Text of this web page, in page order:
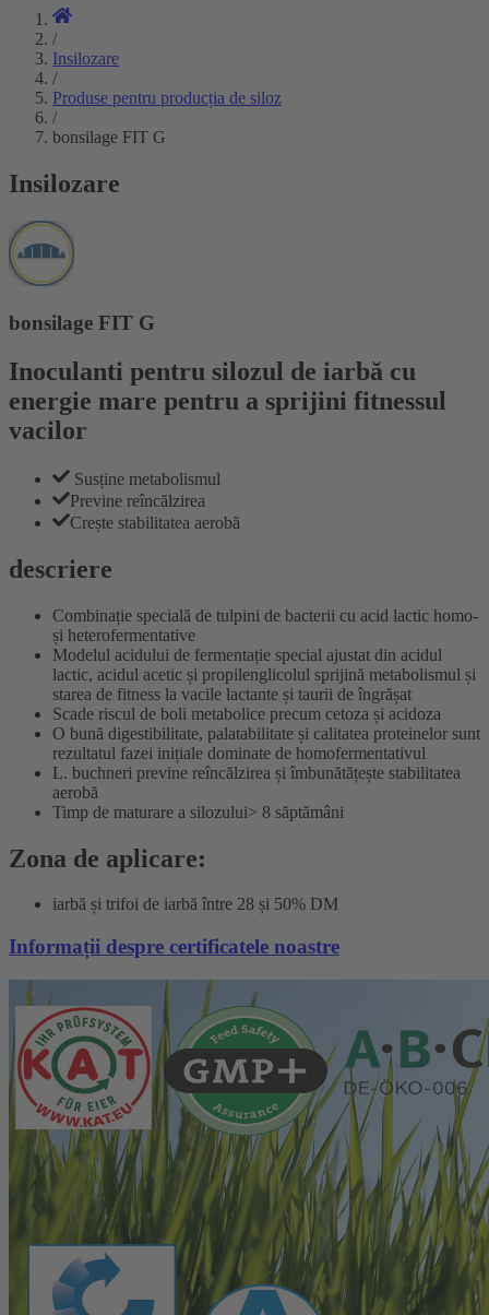
/
Insilozare
/
Produse pentru producția de siloz
/
bonsilage FIT G
Insilozare
bonsilage FIT G
Inoculanti pentru silozul de iarbă cu
energie mare pentru a sprijini fitnessul
vacilor
Susține metabolismul
Previne reîncălzirea
Crește stabilitatea aerobă
descriere
Combinație specială de tulpini de bacterii cu acid lactic homo-
și heterofermentative
Modelul acidului de fermentație special ajustat din acidul
lactic, acidul acetic și propilenglicolul sprijină metabolismul și
starea de fitness la vacile lactante și taurii de îngrășat
Scade riscul de boli metabolice precum cetoza și acidoza
O bună digestibilitate, palatabilitate și calitatea proteinelor sunt
rezultatul fazei inițiale dominate de homofermentativul
L. buchneri previne reîncălzirea și îmbunătățește stabilitatea
aerobă
Timp de maturare a silozului> 8 săptămâni
Zona de aplicare:
iarbă și trifoi de iarbă între 28 și 50% DM
Informații despre certificatele noastre